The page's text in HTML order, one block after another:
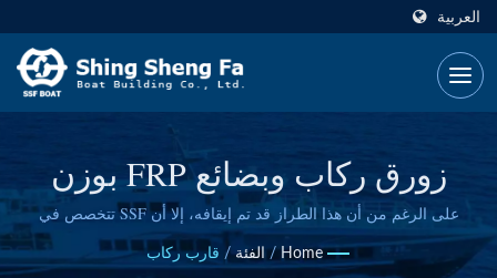
العربية
زورق ركاب وبضائع FRP بوزن
80GT - تصميم سفينة مخصص
على الرغم من أن هذا الطراز قد تم إيقافه، إلا أن SSF تتخصص في
تصميم سفن الركاب والبضائع الجديدة المصممة وفقًا لمتطلباتك التشغيلية
المحددة واحتياجات الخدمة البحرية.
Home
/ الفئة / قارب ركاب